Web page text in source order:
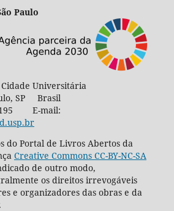
Paulo
Universitária
SP Brasil
4195 E-mail:
do Portal de Livros Abertos da
Creative Commons CC-BY-NC-SA
de outro modo,
os direitos irrevogáveis
e organizadores das obras e da